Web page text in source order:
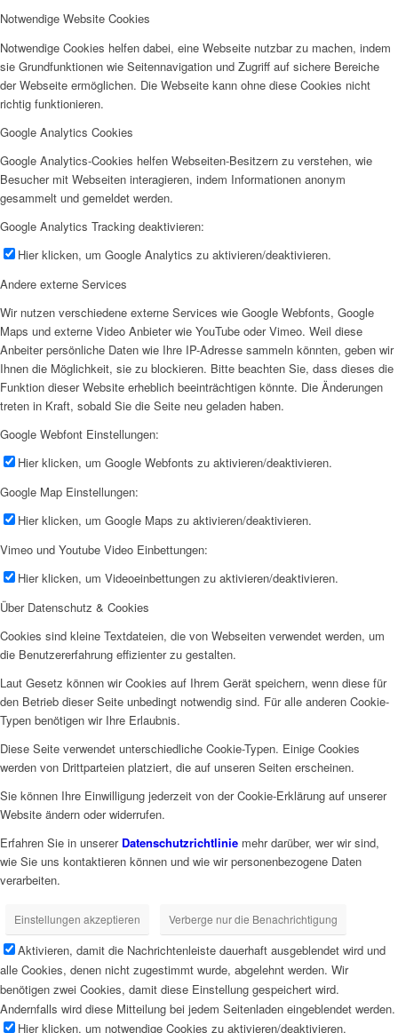
Notwendige Website Cookies
Notwendige Cookies helfen dabei, eine Webseite nutzbar zu machen, indem
sie Grundfunktionen wie Seitennavigation und Zugriff auf sichere Bereiche
der Webseite ermöglichen. Die Webseite kann ohne diese Cookies nicht
richtig funktionieren.
Google Analytics Cookies
Google Analytics-Cookies helfen Webseiten-Besitzern zu verstehen, wie
Besucher mit Webseiten interagieren, indem Informationen anonym
gesammelt und gemeldet werden.
Google Analytics Tracking deaktivieren:
Hier klicken, um Google Analytics zu aktivieren/deaktivieren.
Andere externe Services
Wir nutzen verschiedene externe Services wie Google Webfonts, Google
Maps und externe Video Anbieter wie YouTube oder Vimeo. Weil diese
Anbeiter persönliche Daten wie Ihre IP-Adresse sammeln könnten, geben wir
Ihnen die Möglichkeit, sie zu blockieren. Bitte beachten Sie, dass dieses die
Funktion dieser Website erheblich beeinträchtigen könnte. Die Änderungen
treten in Kraft, sobald Sie die Seite neu geladen haben.
Google Webfont Einstellungen:
Hier klicken, um Google Webfonts zu aktivieren/deaktivieren.
Google Map Einstellungen:
Hier klicken, um Google Maps zu aktivieren/deaktivieren.
Vimeo und Youtube Video Einbettungen:
Hier klicken, um Videoeinbettungen zu aktivieren/deaktivieren.
Über Datenschutz & Cookies
Cookies sind kleine Textdateien, die von Webseiten verwendet werden, um
die Benutzererfahrung effizienter zu gestalten.
Laut Gesetz können wir Cookies auf Ihrem Gerät speichern, wenn diese für
den Betrieb dieser Seite unbedingt notwendig sind. Für alle anderen Cookie-
Typen benötigen wir Ihre Erlaubnis.
Diese Seite verwendet unterschiedliche Cookie-Typen. Einige Cookies
werden von Drittparteien platziert, die auf unseren Seiten erscheinen.
Sie können Ihre Einwilligung jederzeit von der Cookie-Erklärung auf unserer
Website ändern oder widerrufen.
Erfahren Sie in unserer Datenschutzrichtlinie mehr darüber, wer wir sind,
wie Sie uns kontaktieren können und wie wir personenbezogene Daten
verarbeiten.
Einstellungen akzeptieren Verberge nur die Benachrichtigung
Aktivieren, damit die Nachrichtenleiste dauerhaft ausgeblendet wird und
alle Cookies, denen nicht zugestimmt wurde, abgelehnt werden. Wir
benötigen zwei Cookies, damit diese Einstellung gespeichert wird.
Andernfalls wird diese Mitteilung bei jedem Seitenladen eingeblendet werden.
Hier klicken, um notwendige Cookies zu aktivieren/deaktivieren.